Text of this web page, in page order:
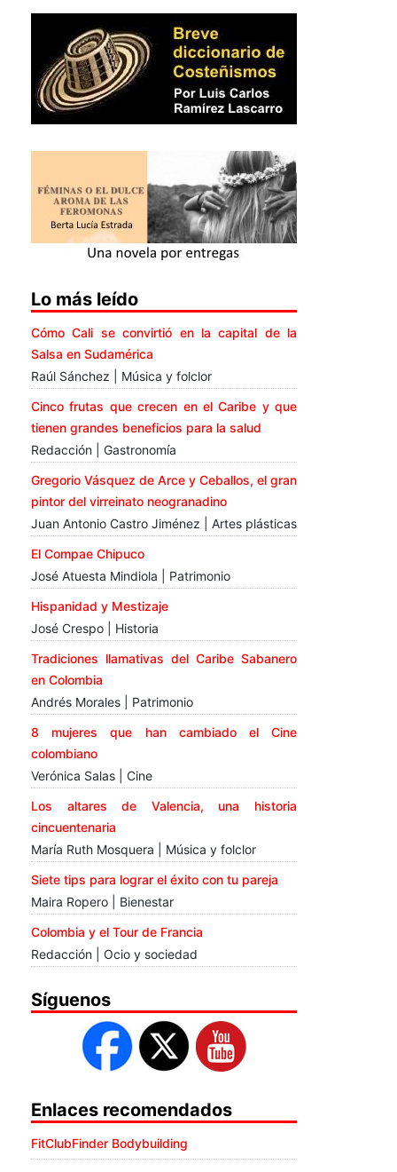
Lo más leído
Cómo Cali se convirtió en la capital de la
Salsa en Sudamérica
Raúl Sánchez | Música y folclor
Cinco frutas que crecen en el Caribe y que
tienen grandes beneficios para la salud
Redacción | Gastronomía
Gregorio Vásquez de Arce y Ceballos, el gran
pintor del virreinato neogranadino
Juan Antonio Castro Jiménez | Artes plásticas
El Compae Chipuco
José Atuesta Mindiola | Patrimonio
Hispanidad y Mestizaje
José Crespo | Historia
Tradiciones llamativas del Caribe Sabanero
en Colombia
Andrés Morales | Patrimonio
8 mujeres que han cambiado el Cine
colombiano
Verónica Salas | Cine
Los altares de Valencia, una historia
cincuentenaria
María Ruth Mosquera | Música y folclor
Siete tips para lograr el éxito con tu pareja
Maira Ropero | Bienestar
Colombia y el Tour de Francia
Redacción | Ocio y sociedad
Síguenos
Enlaces recomendados
FitClubFinder Bodybuilding